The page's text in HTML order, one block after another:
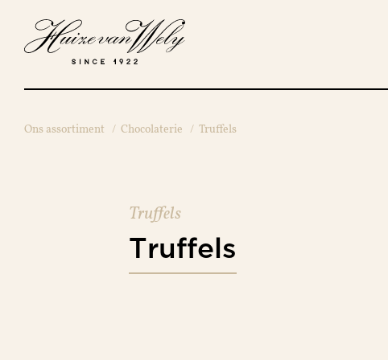
Ons assortiment / Chocolaterie / Truffels
Truffels
Truffels